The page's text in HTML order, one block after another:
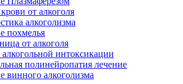
от алкоголя
алкоголизма
похмелья
от алкоголя
интоксикации
полинейропатия лечение
винного алкоголизма